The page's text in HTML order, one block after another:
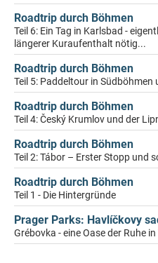
Roadtrip durch Böhmen
Teil 6: Ein Tag in Karlsbad -
längerer Kuraufenthalt nötig...
Roadtrip durch Böhmen
Teil 5: Paddeltour in
Roadtrip durch Böhmen
Teil 4: Český Krumlov und der
Roadtrip durch Böhmen
Teil 2: Tábor – Erster Stopp und
Roadtrip durch Böhmen
Teil 1 - Die Hintergründe
Prager Parks: Havlíčkovy
Grébovka - eine Oase der Ruhe